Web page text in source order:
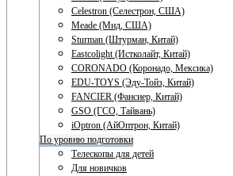
Celestron (Селестрон, США)
Meade (Мид, США)
Sturman (Штурман, Китай)
Eastcolight (Истколайт, Китай)
CORONADO (Коронадо, Мексика)
EDU-TOYS (Эду-Тойз, Китай)
FANCIER (Фансиер, Китай)
GSO (ГСО, Тайвань)
iOptron (АйОптрон, Китай)
По уровню подготовки
Телескопы для детей
Для новичков